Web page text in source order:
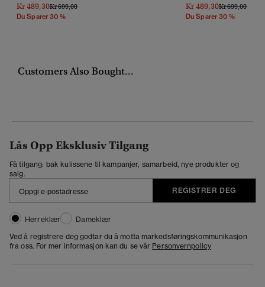
Kr 489,30Pris Nedsatt Fra
Kr 699,00Til
Du Sparer 30 %
Kr 489,30Pris Nedsatt
Kr 699,00Til
Du Sparer 30 %
Customers Also Bought...
Lås Opp Eksklusiv Tilgang
Få tilgang: bak kulissene til kampanjer, samarbeid, nye produkter og
salg.
REGISTRER DEG
Herreklær
Dameklær
Ved å registrere deg godtar du å motta markedsføringskommunikasjon
fra oss. For mer informasjon kan du se vår Personvernpolicy